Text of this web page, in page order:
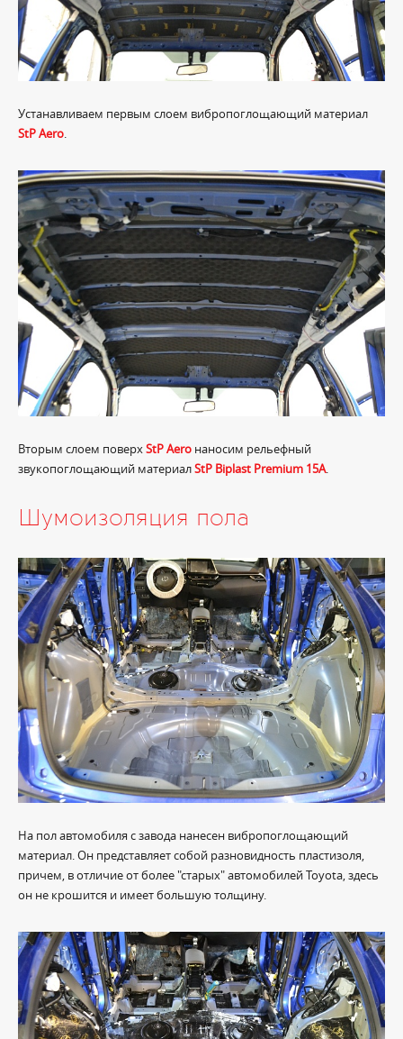
Устанавливаем первым слоем вибропоглощающий материал
StP Aero.
Вторым слоем поверхStP Aero наносим рельефный
звукопоглощающий материалStP Biplast Premium 15A.
Шумоизоляция пола
На пол автомобиля с завода нанесен вибропоглощающий
материал. Он представляет собой разновидность пластизоля,
причем, в отличие от более "старых" автомобилей Toyota, здесь
он не крошится и имеет большую толщину.